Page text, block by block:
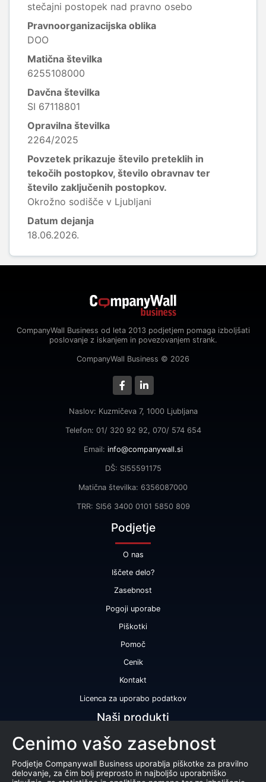
stečajni postopek nad pravno osebo
Pravnoorganizacijska oblika
DOO
Matična številka
6255108000
Davčna številka
SI 67118801
Opravilna številka
2264/2025
Povzetek prikazuje število preteklih in
tekočih postopkov, število obravnav ter
število zaključenih postopkov.
Okrožno sodišče v Ljubljani
Datum dejanja
18.06.2026.
CompanyWall Business od leta 2013 podjetjem pomaga izboljšati
poslovanje z iskanjem in povezovanjem strank.
CompanyWall Business © 2026
Naslov: Kuzmičeva 7, 1000 Ljubljana
Telefon: 01/ 320 92 92, 070/ 574 654
Email: info@companywall.si
DŠ: SI55591175
Matična številka: 6356087000
TRR: SI56 3400 0101 5850 809
Podjetje
O nas
Iščete delo?
Zasebnost
Pogoji uporabe
Piškotki
Pomoč
Cenik
Kontakt
Licenca za uporabo podatkov
Naši produkti
Bonitetna ocena
Bonitetno poročilo
Certifikat bonitetne odličnosti
Cenimo vašo zasebnost
Podjetje Companywall Business uporablja piškotke za pravilno
delovanje, za čim bolj preprosto in najboljšo uporabniško